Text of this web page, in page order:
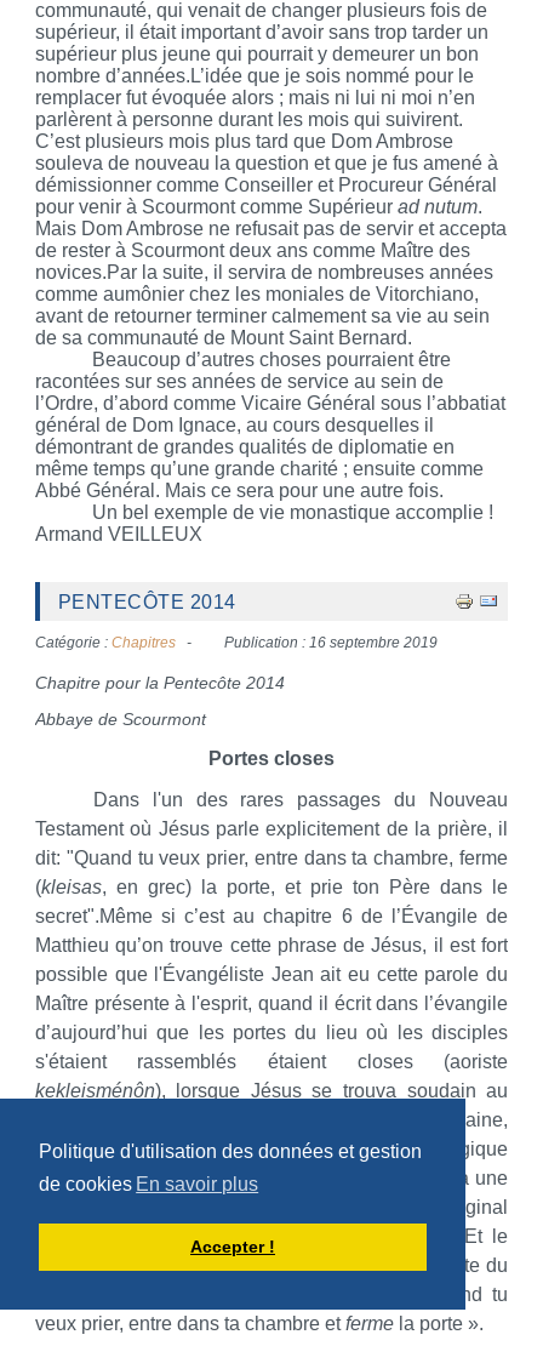
Politique d'utilisation des données et gestion
de cookies En savoir plus
Accepter !
communauté, qui venait de changer plusieurs fois de
supérieur, il était important d’avoir sans trop tarder un
supérieur plus jeune qui pourrait y demeurer un bon
nombre d’années.L’idée que je sois nommé pour le
remplacer fut évoquée alors ; mais ni lui ni moi n’en
parlèrent à personne durant les mois qui suivirent.
C’est plusieurs mois plus tard que Dom Ambrose
souleva de nouveau la question et que je fus amené à
démissionner comme Conseiller et Procureur Général
pour venir à Scourmont comme Supérieur ad nutum.
Mais Dom Ambrose ne refusait pas de servir et accepta
de rester à Scourmont deux ans comme Maître des
novices.Par la suite, il servira de nombreuses années
comme aumônier chez les moniales de Vitorchiano,
avant de retourner terminer calmement sa vie au sein
de sa communauté de Mount Saint Bernard.
Beaucoup d’autres choses pourraient être
racontées sur ses années de service au sein de
l’Ordre, d’abord comme Vicaire Général sous l’abbatiat
général de Dom Ignace, au cours desquelles il
démontrant de grandes qualités de diplomatie en
même temps qu’une grande charité ; ensuite comme
Abbé Général. Mais ce sera pour une autre fois.
Un bel exemple de vie monastique accomplie !
Armand VEILLEUX
PENTECÔTE 2014
Catégorie : Chapitres Publication : 16 septembre 2019
Chapitre pour la Pentecôte 2014
Abbaye de Scourmont
Portes closes
Dans l'un des rares passages du Nouveau
Testament où Jésus parle explicitement de la prière, il
dit: "Quand tu veux prier, entre dans ta chambre, ferme
(kleisas, en grec) la porte, et prie ton Père dans le
secret".Même si c’est au chapitre 6 de l’Évangile de
Matthieu qu’on trouve cette phrase de Jésus, il est fort
possible que l'Évangéliste Jean ait eu cette parole du
Maître présente à l'esprit, quand il écrit dans l’évangile
d’aujourd’hui que les portes du lieu où les disciples
s'étaient rassemblés étaient closes (aoriste
kekleisménôn), lorsque Jésus se trouva soudain au
milieu d’eux, le soir du premier jour de la semaine,
c’est-à-dire le soir de Pâques.La traduction liturgique
dit que les portes étaient « verrouillées ». C’est là une
interprétation plutôt qu’une traduction. Le texte original
dit simplement que les portes étaient fermées. Et le
verbe grec employé est le même que dans le texte du
Sermon sur la Montagne où Jésus dit : « Quand tu
veux prier, entre dans ta chambre etfermela porte ».